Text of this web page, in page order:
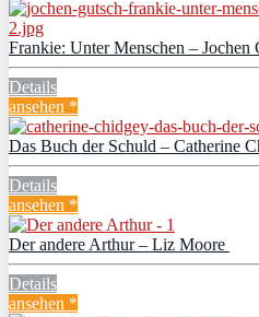
Frankie: Unter Menschen – Jochen
Details
ansehen *
Das Buch der Schuld – Catherine
Details
ansehen *
Der andere Arthur – Liz Moore
Details
ansehen *